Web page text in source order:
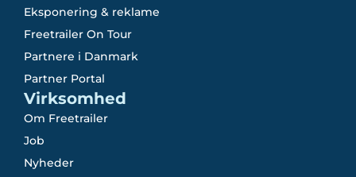
Eksponering & reklame
Freetrailer On Tour
Partnere i Danmark
Partner Portal
Virksomhed
Om Freetrailer
Job
Nyheder